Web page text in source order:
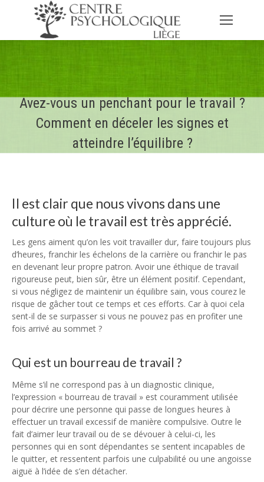
Avez-vous un penchant pour le travail ?
Comment en déceler les signes et
atteindre l’équilibre ?
Il est clair que nous vivons dans une
culture où le travail est très apprécié.
Les gens aiment qu’on les voit travailler dur, faire toujours plus
d’heures, franchir les échelons de la carrière ou franchir le pas
en devenant leur propre patron. Avoir une éthique de travail
rigoureuse peut, bien sûr, être un élément positif. Cependant,
si vous négligez de maintenir un équilibre sain, vous courez le
risque de gâcher tout ce temps et ces efforts. Car à quoi cela
sent-il de se surpasser si vous ne pouvez pas en profiter une
fois arrivé au sommet ?
Qui est un bourreau de travail ?
Même s’il ne correspond pas à un diagnostic clinique,
l’expression « bourreau de travail » est couramment utilisée
pour décrire une personne qui passe de longues heures à
effectuer un travail excessif de manière compulsive. Outre le
fait d’aimer leur travail ou de se dévouer à celui-ci, les
personnes qui en sont dépendantes se sentent incapables de
le quitter, et ressentent parfois une culpabilité ou une angoisse
aiguë à l’idée de s’en détacher.